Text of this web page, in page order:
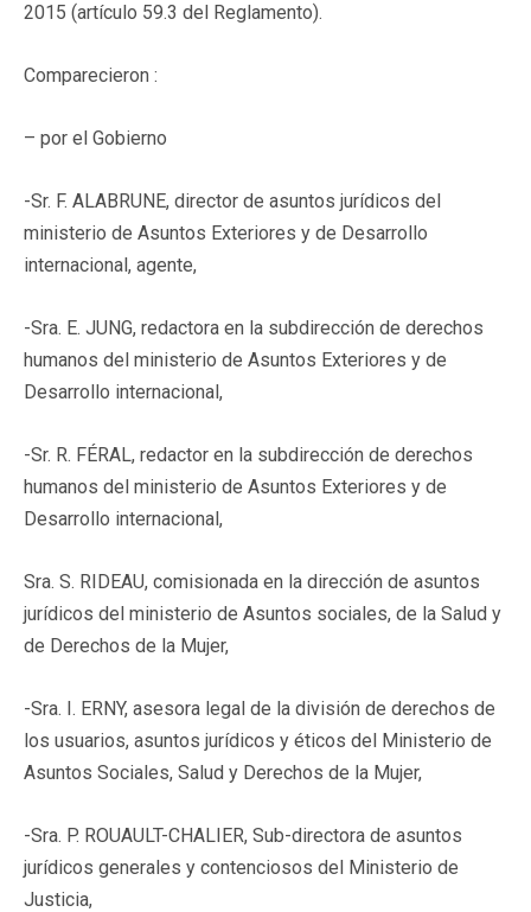
2015 (artículo 59.3 del Reglamento).
Comparecieron :
– por el Gobierno
-Sr. F. ALABRUNE, director de asuntos jurídicos del
ministerio de Asuntos Exteriores y de Desarrollo
internacional, agente,
-Sra. E. JUNG, redactora en la subdirección de derechos
humanos del ministerio de Asuntos Exteriores y de
Desarrollo internacional,
-Sr. R. FÉRAL, redactor en la subdirección de derechos
humanos del ministerio de Asuntos Exteriores y de
Desarrollo internacional,
Sra. S. RIDEAU, comisionada en la dirección de asuntos
jurídicos del ministerio de Asuntos sociales, de la Salud y
de Derechos de la Mujer,
-Sra. I. ERNY, asesora legal de la división de derechos de
los usuarios, asuntos jurídicos y éticos del Ministerio de
Asuntos Sociales, Salud y Derechos de la Mujer,
-Sra. P. ROUAULT-CHALIER, Sub-directora de asuntos
jurídicos generales y contenciosos del Ministerio de
Justicia,